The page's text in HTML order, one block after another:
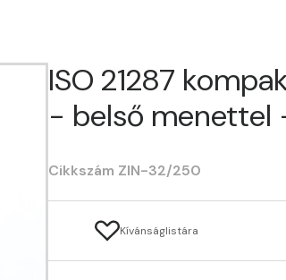
ISO 21287
- belső menettel
Cikkszám ZIN-32/250
Kívánságlistára